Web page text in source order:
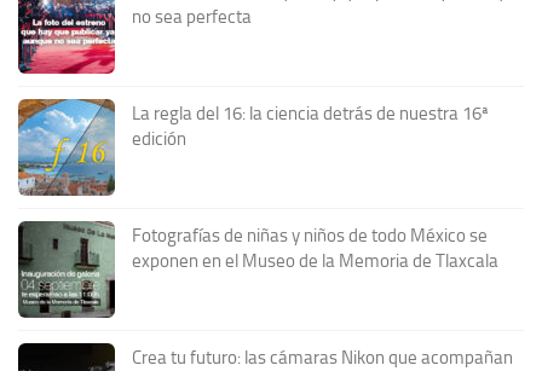
no sea perfecta
La regla del 16: la ciencia detrás de nuestra 16ª
edición
Fotografías de niñas y niños de todo México se
exponen en el Museo de la Memoria de Tlaxcala
Crea tu futuro: las cámaras Nikon que acompañan